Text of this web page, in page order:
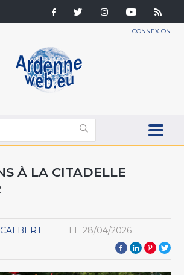
CONNEXION
À LA CITADELLE
LE 28/04/2026